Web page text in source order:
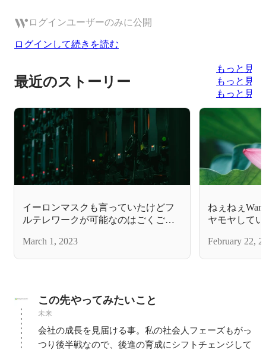
ログインユーザーのみに公開
ログインして続きを読む
最近のストーリー
もっと見る
もっと見る
もっと見る
イーロンマスクも言っていたけどフ
ルテレワークが可能なのはごくごく
ろみんな気付いてますよね？／ITイ
ンフラエンジニア
March 1, 2023
ねぇねぇ
ヤモヤして
フラエンジ
February 22,
この先やってみたいこと
未来
会社の成長を見届ける事。私の社会人フェーズもがっ
つり後半戦なので、後進の育成にシフトチェンジして